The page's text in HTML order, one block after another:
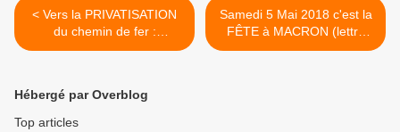
< Vers la PRIVATISATION
du chemin de fer :
L’Assemblée Nationale acte
Samedi 5 Mai 2018 c'est la
FÊTE à MACRON (lettre
aux amis cheminots) >
Hébergé par Overblog
Top articles